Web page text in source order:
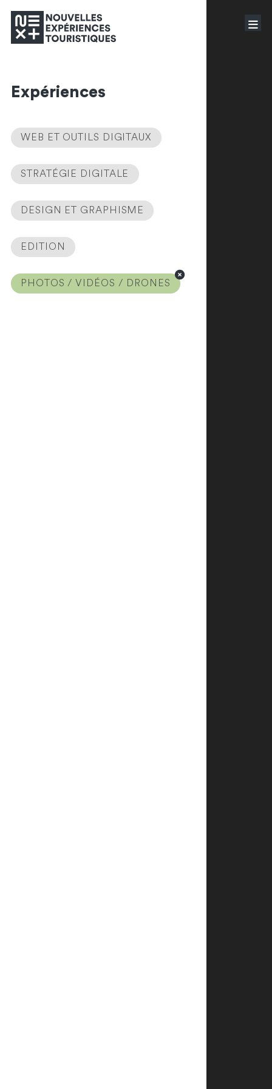
Expériences
WEB ET OUTILS DIGITAUX
STRATÉGIE DIGITALE
DESIGN ET GRAPHISME
EDITION
PHOTOS / VIDÉOS / DRONES